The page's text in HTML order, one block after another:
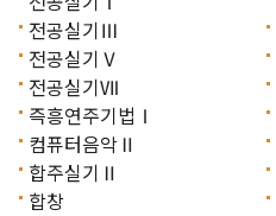
전공실기Ⅲ
전공실기Ⅴ
전공실기Ⅶ
즉흥연주기법Ⅰ
컴퓨터음악Ⅱ
합주실기Ⅱ
합창